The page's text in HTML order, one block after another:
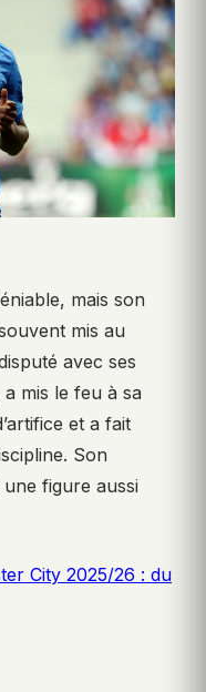
mais son
mis au
avec ses
mis le feu à sa
et a fait
Son
figure aussi
City 2025/26 : du